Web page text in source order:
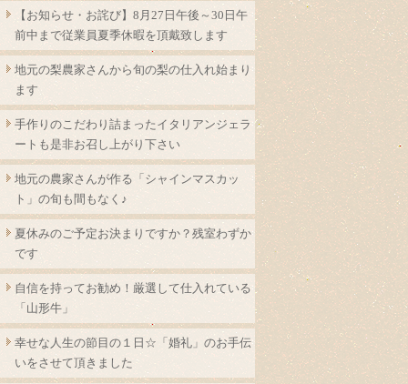
【お知らせ・お詫び】8月27日午後～30日午
前中まで従業員夏季休暇を頂戴致します
地元の梨農家さんから旬の梨の仕入れ始まり
ます
手作りのこだわり詰まったイタリアンジェラ
ートも是非お召し上がり下さい
地元の農家さんが作る「シャインマスカッ
ト」の旬も間もなく♪
夏休みのご予定お決まりですか？残室わずか
です
自信を持ってお勧め！厳選して仕入れている
「山形牛」
幸せな人生の節目の１日☆「婚礼」のお手伝
いをさせて頂きました